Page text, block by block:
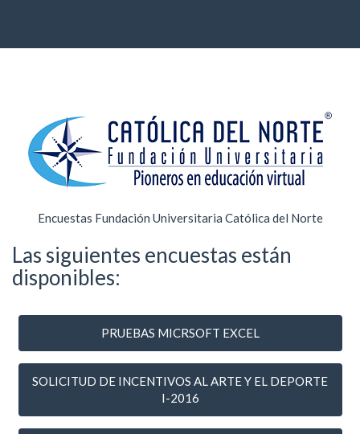
Encuestas Fundación Universitaria Católica del Norte
Las siguientes encuestas están
disponibles:
PRUEBAS MICRSOFT EXCEL
SOLICITUD DE INCENTIVOS AL ARTE Y EL DEPORTE
I-2016